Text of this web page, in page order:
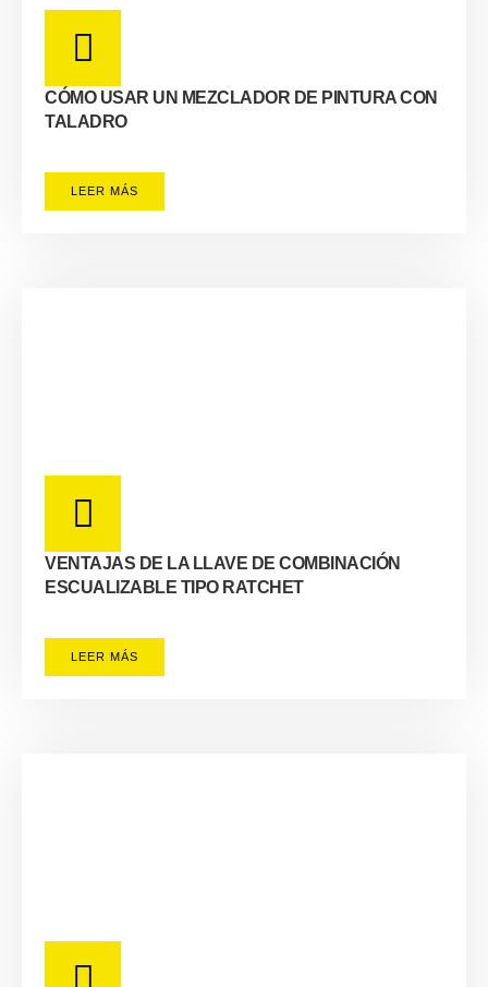
CÓMO USAR UN MEZCLADOR DE PINTURA CON
TALADRO
LEER MÁS
VENTAJAS DE LA LLAVE DE COMBINACIÓN
ESCUALIZABLE TIPO RATCHET
LEER MÁS